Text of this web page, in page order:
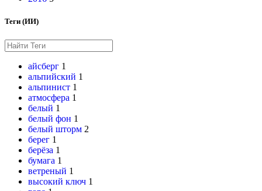
Теги (ИИ)
айсберг 1
альпийский 1
альпинист 1
атмосфера 1
белый 1
белый фон 1
белый шторм 2
берег 1
берёза 1
бумага 1
ветреный 1
высокий ключ 1